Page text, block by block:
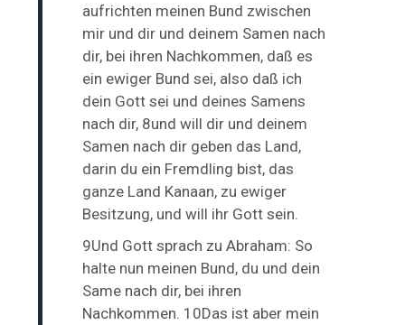
aufrichten meinen Bund zwischen
mir und dir und deinem Samen nach
dir, bei ihren Nachkommen, daß es
ein ewiger Bund sei, also daß ich
dein Gott sei und deines Samens
nach dir, 8und will dir und deinem
Samen nach dir geben das Land,
darin du ein Fremdling bist, das
ganze Land Kanaan, zu ewiger
Besitzung, und will ihr Gott sein.
9Und Gott sprach zu Abraham: So
halte nun meinen Bund, du und dein
Same nach dir, bei ihren
Nachkommen. 10Das ist aber mein